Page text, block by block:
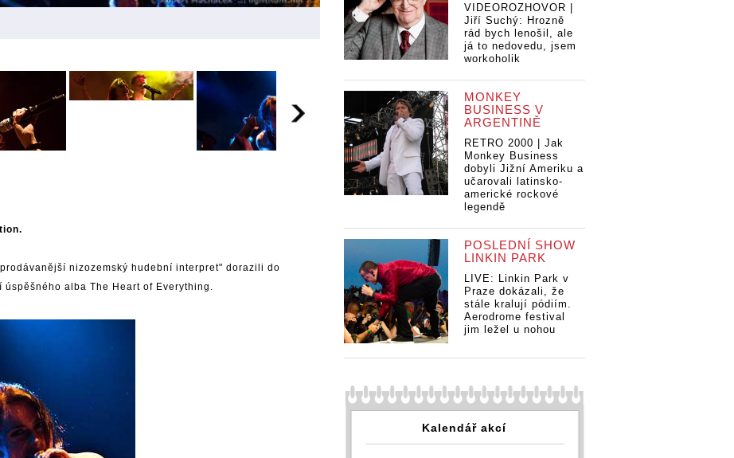
nizozemský hudební interpret" dorazili do
alba The Heart of Everything.
VIDEOROZHOVOR |
Jiří Suchý: Hrozně
rád bych lenošil, ale
já to nedovedu, jsem
workoholik
MONKEY
BUSINESS V
ARGENTINĚ
RETRO 2000 | Jak
Monkey Business
dobyli Jižní Ameriku a
učarovali latinsko-
americké rockové
legendě
POSLEDNÍ SHOW
LINKIN PARK
LIVE: Linkin Park v
Praze dokázali, že
stále kralují pódiím.
Aerodrome festival
jim ležel u nohou
Kalendář akcí